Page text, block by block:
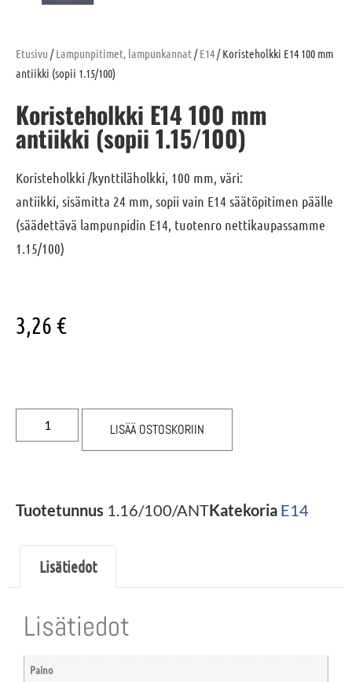
Etusivu /Lampunpitimet, lampunkannat/E14/ Koristeholkki E14 100 mm
antiikki (sopii 1.15/100)
Koristeholkki E14 100 mm
antiikki (sopii 1.15/100)
Koristeholkki /kynttiläholkki, 100 mm, väri:
antiikki, sisämitta 24 mm, sopii vain E14 säätöpitimen päälle
(säädettävä lampunpidin E14, tuotenro nettikaupassamme
1.15/100)
3,26€
LISÄÄ OSTOSKORIIN
Tuotetunnus 1.16/100/ANTKatekoria E14
Lisätiedot
Lisätiedot
Paino